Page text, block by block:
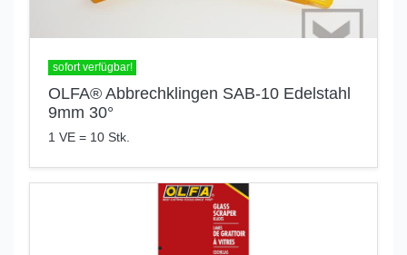
sofort verfügbar!
OLFA® Abbrechklingen SAB-10 Edelstahl
9mm 30°
1 VE = 10 Stk.